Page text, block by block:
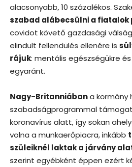
alacsonyabb, 10 százalékos.
szabad alábecsülni a fiatalok
covidot követő gazdasági
elindult fellendülés ellenére is
rájuk: mentális egészségükre
egyaránt.
Nagy-Britanniábana kormány
szabadságprogrammal
koronavírus alatt, így sokan
volna a munkaerőpiacra, inkább
szüleiknél laktak a járvány
szerint egyébként éppen ezért